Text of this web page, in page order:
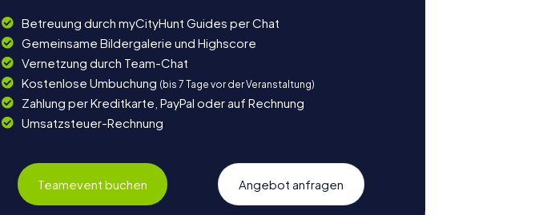
Betreuung durch myCityHunt Guides per Chat
Gemeinsame Bildergalerie und Highscore
Vernetzung durch Team-Chat
Kostenlose Umbuchung (bis 7 Tage vor der Veranstaltung)
Zahlung per Kreditkarte, PayPal oder auf Rechnung
Umsatzsteuer-Rechnung
Teamevent buchen Angebot anfragen